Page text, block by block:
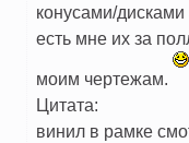
конусами/
есть мне их за
моим чертежам.
Цитата:
винил в рамке